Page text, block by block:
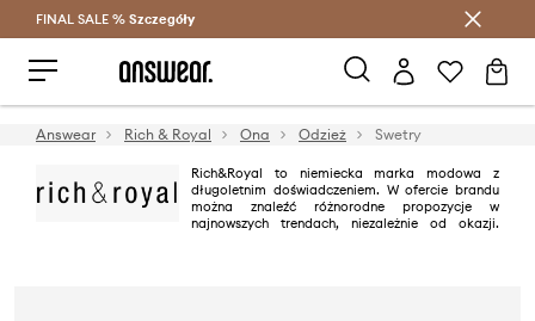
Oszczędzaj z Answear Club >
FINAL SALE % Szczegóły
Answear Rich & Royal Ona Odzież Swetry
Rich&Royal to niemiecka marka modowa z
długoletnim doświadczeniem. W ofercie brandu
można znaleźć różnorodne propozycje w
najnowszych trendach, niezależnie od okazji.